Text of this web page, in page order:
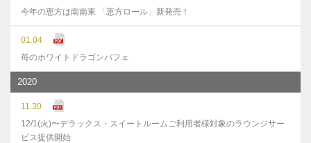
今年の恵方は南南東 「恵方ロール」新発売！
01.04
苺のホワイトドラゴンパフェ
2020
11.30
12/1(火)〜デラックス・スイートルームご利用者様対象のラウンジサー
ビス提供開始